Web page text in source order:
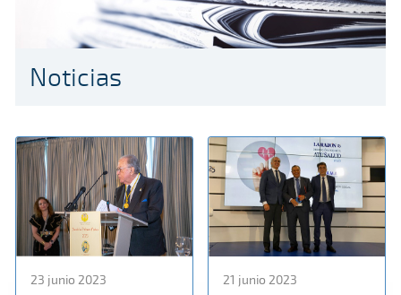
Noticias
23 junio 2023 21 junio 2023